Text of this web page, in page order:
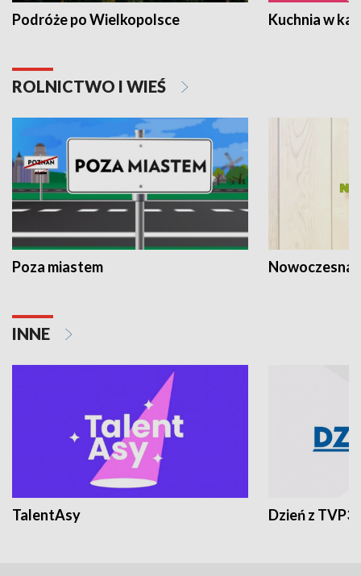
Podróże po Wielkopolsce Kuchnia w
ROLNICTWO I WIEŚ
Poza miastem Nowoczesna
INNE
TalentAsy Dzień z TVP3